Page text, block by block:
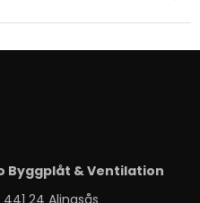
Byggplåt & Ventilation
441 24 Alingsås